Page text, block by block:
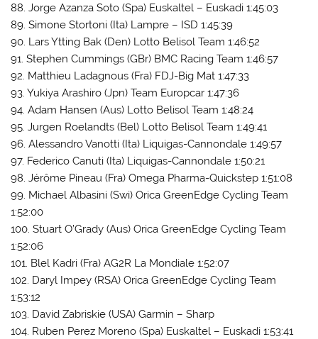
88. Jorge Azanza Soto (Spa) Euskaltel – Euskadi 1:45:03
89. Simone Stortoni (Ita) Lampre – ISD 1:45:39
90. Lars Ytting Bak (Den) Lotto Belisol Team 1:46:52
91. Stephen Cummings (GBr) BMC Racing Team 1:46:57
92. Matthieu Ladagnous (Fra) FDJ-Big Mat 1:47:33
93. Yukiya Arashiro (Jpn) Team Europcar 1:47:36
94. Adam Hansen (Aus) Lotto Belisol Team 1:48:24
95. Jurgen Roelandts (Bel) Lotto Belisol Team 1:49:41
96. Alessandro Vanotti (Ita) Liquigas-Cannondale 1:49:57
97. Federico Canuti (Ita) Liquigas-Cannondale 1:50:21
98. Jérôme Pineau (Fra) Omega Pharma-Quickstep 1:51:08
99. Michael Albasini (Swi) Orica GreenEdge Cycling Team
1:52:00
100. Stuart O’Grady (Aus) Orica GreenEdge Cycling Team
1:52:06
101. Blel Kadri (Fra) AG2R La Mondiale 1:52:07
102. Daryl Impey (RSA) Orica GreenEdge Cycling Team
1:53:12
103. David Zabriskie (USA) Garmin – Sharp
104. Ruben Perez Moreno (Spa) Euskaltel – Euskadi 1:53:41